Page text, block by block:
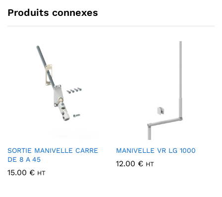
Produits connexes
SORTIE MANIVELLE CARRE
DE 8 A 45
15.00 € HT
MANIVELLE VR LG 1000
12.00 € HT